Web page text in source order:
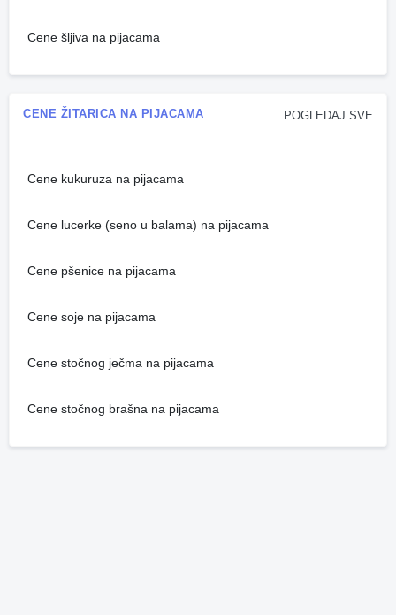
Cene šljiva na pijacama
POGLEDAJ SVE
CENE ŽITARICA NA PIJACAMA
Cene kukuruza na pijacama
Cene lucerke (seno u balama) na pijacama
Cene pšenice na pijacama
Cene soje na pijacama
Cene stočnog ječma na pijacama
Cene stočnog brašna na pijacama